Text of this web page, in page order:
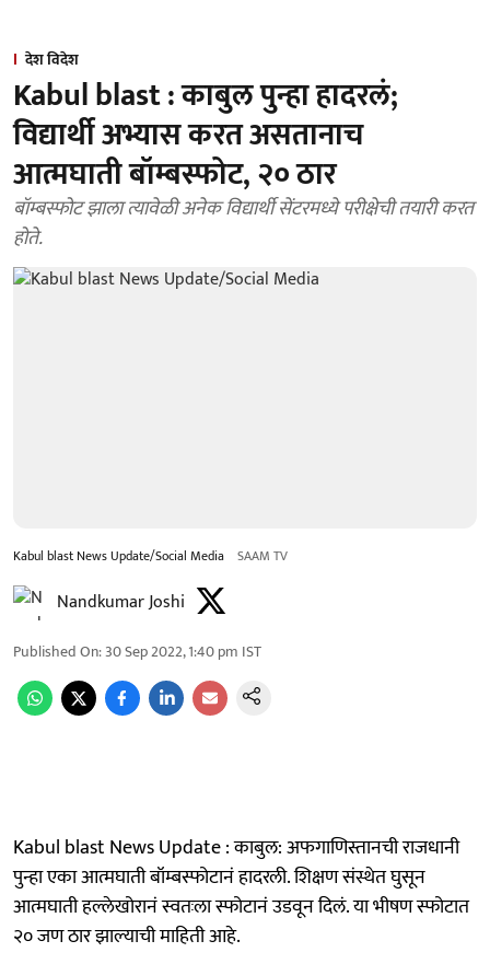
देश विदेश
Kabul blast : काबुल पुन्हा हादरलं;
विद्यार्थी अभ्यास करत असतानाच
आत्मघाती बॉम्बस्फोट, २० ठार
बॉम्बस्फोट झाला त्यावेळी अनेक विद्यार्थी सेंटरमध्ये परीक्षेची तयारी करत
होते.
Kabul blast News Update/Social Media SAAM TV
Nandkumar Joshi
Published On:30 Sep 2022, 1:40 pm IST
Kabul blast News Update : काबुल: अफगाणिस्तानची राजधानी
पुन्हा एका आत्मघाती बॉम्बस्फोटानं हादरली. शिक्षण संस्थेत घुसून
आत्मघाती हल्लेखोरानं स्वतःला स्फोटानं उडवून दिलं. या भीषण स्फोटात
२० जण ठार झाल्याची माहिती आहे.